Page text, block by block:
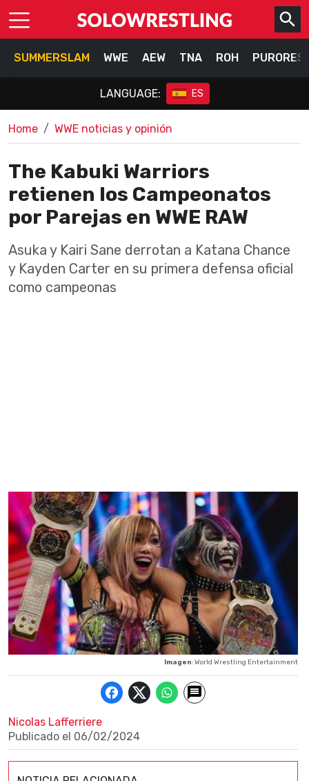
SUMMERSLAM WWE AEW TNA ROH
LANGUAGE: ES
Home WWE noticias y opinión
The Kabuki Warriors
retienen los Campeonatos
por Parejas en WWE RAW
Asuka y Kairi Sane derrotan a Katana Chance
y Kayden Carter en su primera defensa oficial
como campeonas
Imagen: World Wrestling Entertainment
Nicolas Lafferriere
Publicado el 06/02/2024